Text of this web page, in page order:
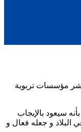
مؤسسات تربوية
سيعود بالإيجاب
البلاد و جعله فعال و